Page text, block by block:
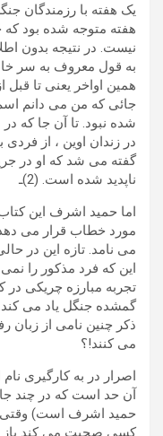
یک هفته با رزمندگان
هفته متوجه شده بود که
نیست. در نتیجه بدون
به قول معروف به سر
همین اواخر یعنی تا قبل
جائی که من می دانم
در زندان اوین ، از
گفته می شد که او در
ناپدید شده است. (2)ـ
اما حمید اشرف این
مورد خطاب قرار می دهد
می نامد. تازه این در
این که فرد مذکور را
تجربه مبارزه چریکی در
گمشده جنگل یاد می کند.
ذکر چنین نامی از
می کنند!؟
اصرار در به کارگیری
آن حد است که در چند
حمید اشرف است) وقتی
کسی صحبت می کند باز